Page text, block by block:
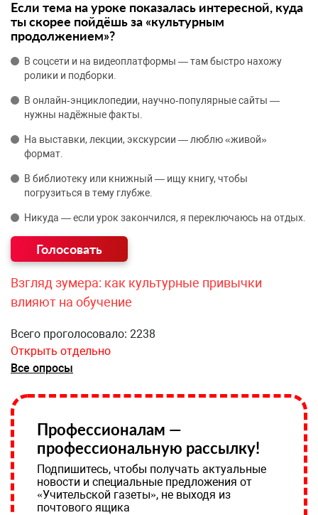
Если тема на уроке показалась интересной, куда
ты скорее пойдёшь за «культурным
продолжением»?
В соцсети и на видеоплатформы — там быстро нахожу
ролики и подборки.
В онлайн‑энциклопедии, научно‑популярные сайты —
нужны надёжные факты.
На выставки, лекции, экскурсии — люблю «живой»
формат.
В библиотеку или книжный — ищу книгу, чтобы
погрузиться в тему глубже.
Никуда — если урок закончился, я переключаюсь на отдых.
Взгляд зумера: как культурные привычки
влияют на обучение
Всего проголосовало: 2238
Открыть отдельно
Все опросы
Профессионалам —
профессиональную рассылку!
Подпишитесь, чтобы получать актуальные
новости и специальные предложения от
«Учительской газеты», не выходя из
почтового ящика